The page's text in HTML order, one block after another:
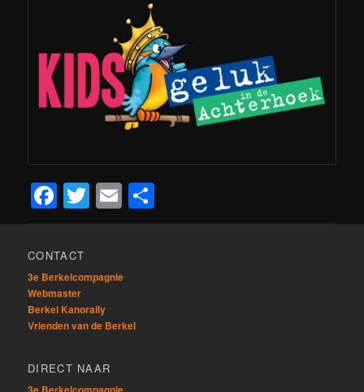
Facebook
Twitter
Email
CONTACT
3e Berkelcompagnie
Webmaster
Berkel Kanorally
Vrienden van de Berkel
DIRECT NAAR